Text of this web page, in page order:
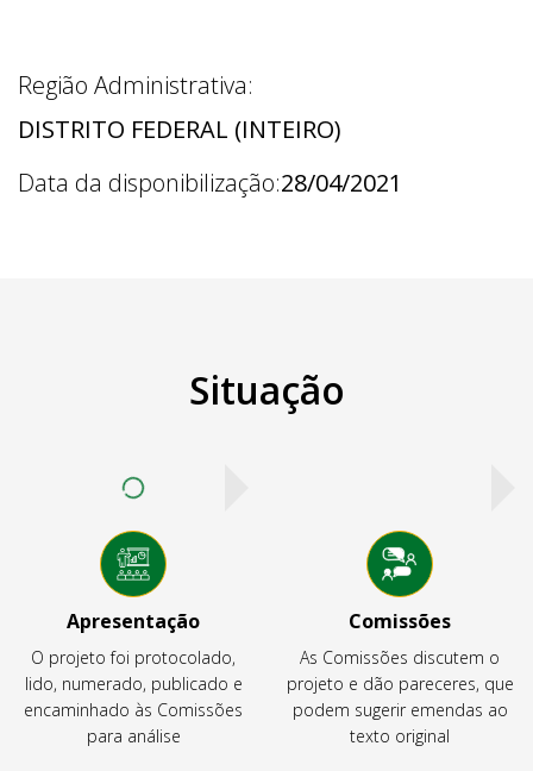
Região Administrativa:
DISTRITO FEDERAL (INTEIRO)
Data da disponibilização:28/04/2021
Situação
Apresentação
O projeto foi protocolado,
lido, numerado, publicado e
encaminhado às Comissões
para análise
Comissões
As Comissões discutem o
projeto e dão pareceres, que
podem sugerir emendas ao
texto original